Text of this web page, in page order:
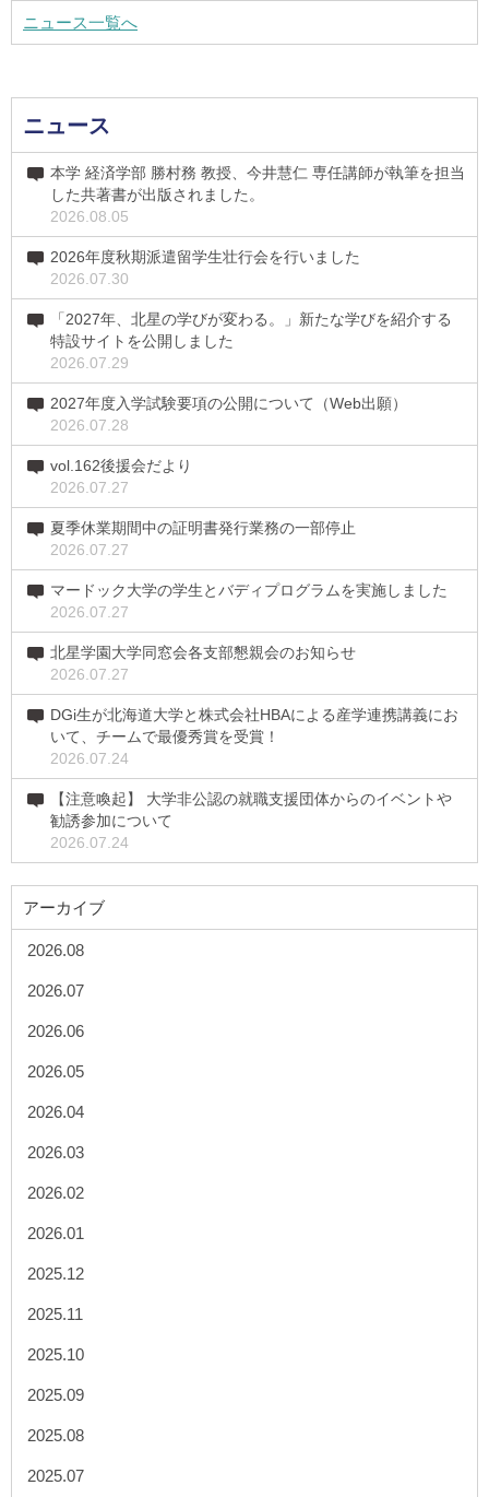
ニュース一覧へ
ニュース
本学 経済学部 勝村務 教授、今井慧仁 専任講師が執筆を担当
した共著書が出版されました。
2026.08.05
2026年度秋期派遣留学生壮行会を行いました
2026.07.30
「2027年、北星の学びが変わる。」新たな学びを紹介する
特設サイトを公開しました
2026.07.29
2027年度入学試験要項の公開について（Web出願）
2026.07.28
vol.162後援会だより
2026.07.27
夏季休業期間中の証明書発行業務の一部停止
2026.07.27
マードック大学の学生とバディプログラムを実施しました
2026.07.27
北星学園大学同窓会各支部懇親会のお知らせ
2026.07.27
DGi生が北海道大学と株式会社HBAによる産学連携講義にお
いて、チームで最優秀賞を受賞！
2026.07.24
【注意喚起】 大学非公認の就職支援団体からのイベントや
勧誘参加について
2026.07.24
アーカイブ
2026.08
2026.07
2026.06
2026.05
2026.04
2026.03
2026.02
2026.01
2025.12
2025.11
2025.10
2025.09
2025.08
2025.07